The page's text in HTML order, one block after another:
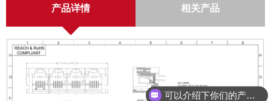
产品详情 相关产品
可以介绍下你们的产品么